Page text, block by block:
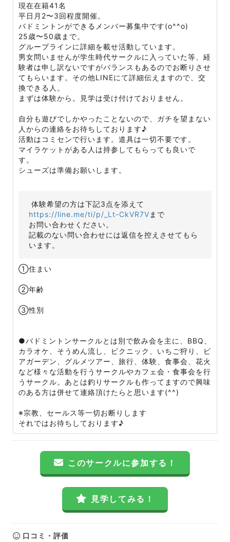
現在在籍41名
平日月2〜3回程度開催。
バドミントンができるメンバー募集中です(o^^o)
25歳〜50歳まで。
グループラインに詳細を載せ活動しています。
男女問いませんが学生時代サークルに入っていた等、経
験者は申し訳ないですがバランスもあるのでお断りさせ
てもらいます。その他LINEにて詳細伝えますので、交
換できる人。
まずは体験から。見学は受け付けておりません。
自分も遊びでしかやったことないので、ガチを望まない
人からの連絡をお待ちしております♪
活動はコミセンで行います。道具は一切不要です。
マイラケットがある人は持参してもらっても良いで
す。
シューズは準備お願いします。
体験希望の方は下記3点を添えて
https://line.me/ti/p/_Lt-CkVR7V まで
お問い合わせください。
記載のない問い合わせには返信を控えさせてもら
います。
①住まい
②年齢
③性別
●バドミントンサークルとは別で飲み会を主に、BBQ、
カラオケ、そうめん流し、ピクニック、いちご狩り、ビ
アガーデン、グルメツアー、旅行、体験、食事会、花火
など様々な活動を行うサークルやカフェ会・食事会を行
うサークル。あとは釣りサークルも作ってますので興味
のある方は併せて連絡頂けたらと思います(^^)
※宗教、セールス等一切お断りします
それではお待ちしております♪
このサークルに参加する！
見学してみる！
口コミ・評価